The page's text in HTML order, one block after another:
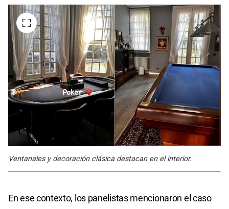
Ventanales y decoración clásica destacan en el interior.
En ese contexto, los panelistas mencionaron el caso